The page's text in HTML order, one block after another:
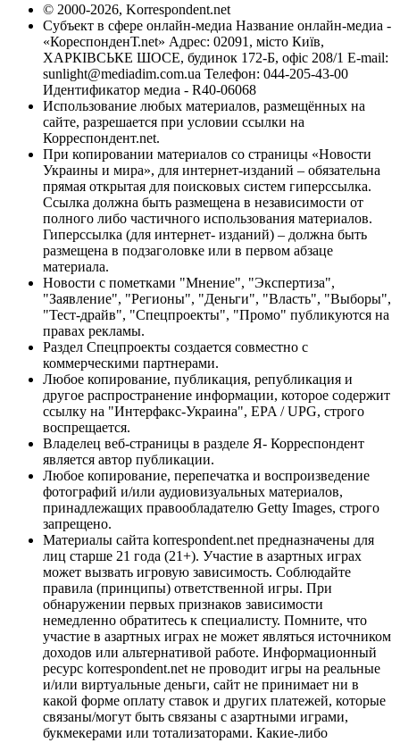
© 2000-2026, Korrespondent.net
Субъект в сфере онлайн-медиа Название онлайн-медиа -
«КореспонденТ.net» Адрес: 02091, місто Київ,
ХАРКІВСЬКЕ ШОСЕ, будинок 172-Б, офіс 208/1 E-mail:
sunlight@mediadim.com.ua Телефон: 044-205-43-00
Идентификатор медиа - R40-06068
Использование любых материалов, размещённых на
сайте, разрешается при условии ссылки на
Корреспондент.net.
При копировании материалов со страницы «Новости
Украины и мира», для интернет-изданий – обязательна
прямая открытая для поисковых систем гиперссылка.
Ссылка должна быть размещена в независимости от
полного либо частичного использования материалов.
Гиперссылка (для интернет- изданий) – должна быть
размещена в подзаголовке или в первом абзаце
материала.
Новости с пометками "Мнение", "Экспертиза",
"Заявление", "Регионы", "Деньги", "Власть", "Выборы",
"Тест-драйв", "Спецпроекты", "Промо" публикуются на
правах рекламы.
Раздел Спецпроекты создается совместно с
коммерческими партнерами.
Любое копирование, публикация, републикация и
другое распространение информации, которое содержит
ссылку на "Интерфакс-Украина", EPA / UPG, строго
воспрещается.
Владелец веб-страницы в разделе Я- Корреспондент
является автор публикации.
Любое копирование, перепечатка и воспроизведение
фотографий и/или аудиовизуальных материалов,
принадлежащих правообладателю Getty Images, строго
запрещено.
Материалы сайта korrespondent.net предназначены для
лиц старше 21 года (21+). Участие в азартных играх
может вызвать игровую зависимость. Соблюдайте
правила (принципы) ответственной игры. При
обнаружении первых признаков зависимости
немедленно обратитесь к специалисту. Помните, что
участие в азартных играх не может являться источником
доходов или альтернативой работе. Информационный
ресурс korrespondent.net не проводит игры на реальные
и/или виртуальные деньги, сайт не принимает ни в
какой форме оплату ставок и других платежей, которые
связаны/могут быть связаны с азартными играми,
букмекерами или тотализаторами. Какие-либо